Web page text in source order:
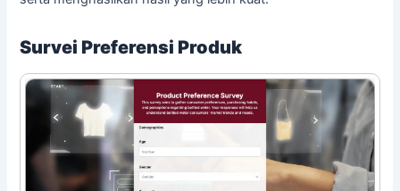
Survei Preferensi Produk